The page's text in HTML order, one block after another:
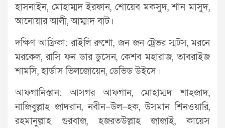
হাসনাইন, মোহাম্মদ ইরফান, শোয়েব মকসুদ, শান মাসুদ,
আনোয়ার আলী, আম্মাদ বাট।
দক্ষিণ আফ্রিকা: রাইলি রুশো, জন জন ট্রেভর স্মটস, মরনে
মরকেল, রাসি ফন ডার ডুসেন, কেশব মহারাজ, তাবরাইজ
শামসি, হার্ডাস ভিলজোয়েন, ডেভিড উইসে।
আফগানিস্তান: আসগর আফগান, মোহাম্মদ শাহজাদ,
নাজিবুল্লাহ জাদরান, নবীন–উল–হক, উসমান শিনওয়ারি,
রহমানুল্লাহ গুরবাজ, হজরতউল্লাহ জাজাই, কায়েস